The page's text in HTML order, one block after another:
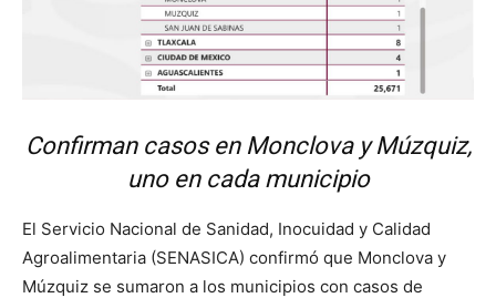
Confirman casos en Monclova y Múzquiz,
uno en cada municipio
El Servicio Nacional de Sanidad, Inocuidad y Calidad
Agroalimentaria (SENASICA) confirmó que Monclova y
Múzquiz se sumaron a los municipios con casos de